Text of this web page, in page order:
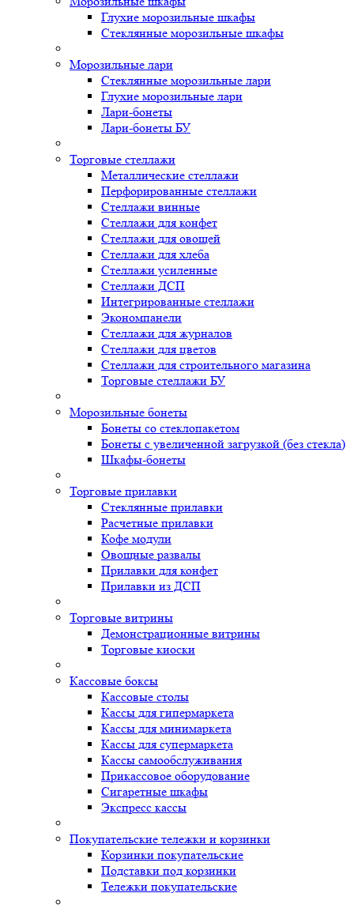
Глухие морозильные шкафы
Стеклянные морозильные шкафы
Морозильные лари
Стеклянные морозильные лари
Глухие морозильные лари
Лари-бонеты
Лари-бонеты БУ
Торговые стеллажи
Металлические стеллажи
Перфорированные стеллажи
Стеллажи винные
Стеллажи для конфет
Стеллажи для овощей
Стеллажи для хлеба
Стеллажи усиленные
Стеллажи ДСП
Интегрированные стеллажи
Экономпанели
Стеллажи для журналов
Стеллажи для цветов
Стеллажи для строительного магазина
Торговые стеллажи БУ
Морозильные бонеты
Бонеты со стеклопакетом
Бонеты с увеличенной загрузкой (без стекла)
Шкафы-бонеты
Торговые прилавки
Стеклянные прилавки
Расчетные прилавки
Кофе модули
Овощные развалы
Прилавки для конфет
Прилавки из ДСП
Торговые витрины
Демонстрационные витрины
Торговые киоски
Кассовые боксы
Кассовые столы
Кассы для гипермаркета
Кассы для минимаркета
Кассы для супермаркета
Кассы самообслуживания
Прикассовое оборудование
Сигаретные шкафы
Экспресс кассы
Покупательские тележки и корзинки
Корзинки покупательские
Подставки под корзинки
Тележки покупательские